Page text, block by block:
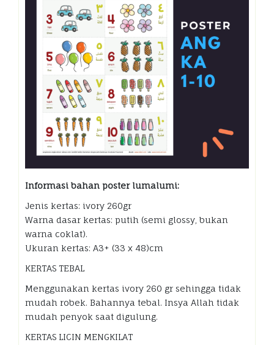
Informasi bahan poster lumalumi:
Jenis kertas: ivory 260gr
Warna dasar kertas: putih (semi glossy, bukan
warna coklat).
Ukuran kertas: A3+ (33 x 48)cm
KERTAS TEBAL
Menggunakan kertas ivory 260 gr sehingga tidak
mudah robek. Bahannya tebal. Insya Allah tidak
mudah penyok saat digulung.
KERTAS LICIN MENGKILAT